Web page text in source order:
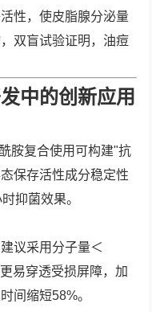
性，使皮脂腺分泌量
双盲试验证明，油痘
中的创新应用
胺复合使用可构建"抗
保存活性成分稳定性
抑菌效果。
议采用分子量＜
易穿透受损屏障，加
间缩短58%。